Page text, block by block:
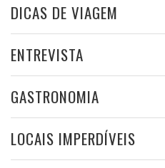
DICAS DE VIAGEM
ENTREVISTA
GASTRONOMIA
LOCAIS IMPERDÍVEIS